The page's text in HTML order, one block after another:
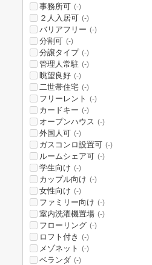
事務所可 (-)
２人入居可 (-)
バリアフリー (-)
分割可 (-)
分譲タイプ (-)
管理人常駐 (-)
眺望良好 (-)
二世帯住宅 (-)
フリーレント (-)
カードキー (-)
オープンハウス (-)
外国人可 (-)
ガスコンロ設置可 (-)
ルームシェア可 (-)
学生向け (-)
カップル向け (-)
女性向け (-)
ファミリー向け (-)
室内洗濯機置場 (-)
フローリング (-)
ロフト付き (-)
メゾネット (-)
ベランダ (-)